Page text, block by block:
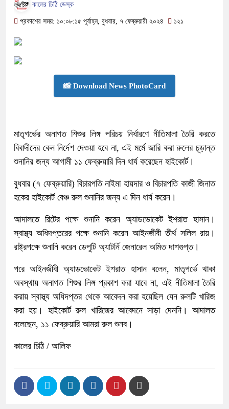
কালের চিঠি ডেস্ক
প্রকাশের সময়: ১০:০৮:১৫ পূর্বাহ্ন, বুধবার, ৭ ফেব্রুয়ারী ২০২৪ ১২১
📸 Download News PhotoCard
মাতৃগর্ভের অনাগত শিশুর লিঙ্গ পরিচয় নির্ধারণে নীতিমালা তৈরি করতে
বিবাদীদের কেন নির্দেশ দেওয়া হবে না, এই মর্মে জারি করা রুলের চূড়ান্ত
শুনানির জন্য আগামী ১১ ফেব্রুয়ারি দিন ধার্য করেছেন হাইকোর্ট।
বুধবার (৭ ফেব্রুয়ারি) বিচারপতি নাইমা হায়দার ও বিচারপতি কাজী জিনাত
হকের হাইকোর্ট বেঞ্চ রুল শুনানির জন্য এ দিন ধার্য করেন।
আদালতে রিটের পক্ষে শুনানি করেন অ্যাডভোকেট ইশরাত হাসান।
স্বাস্থ্য অধিদপ্তরের পক্ষে শুনানি করেন আইনজীবী তীর্থ সলিল রায়।
রাষ্ট্রপক্ষে শুনানি করেন ডেপুটি অ্যাটর্নি জেনারেল অমিত দাশগুপ্ত।
পরে আইনজীবী অ্যাডভোকেট ইশরাত হাসান বলেন, মাতৃগর্ভে থাকা
অবস্থায় অনাগত শিশুর লিঙ্গ প্রকাশ করা যাবে না, এই নীতিমালা তৈরি
করায় স্বাস্থ্য অধিদপ্তর থেকে আবেদন করা হয়েছিল যেন রুলটি খারিজ
করা হয়। হাইকোর্ট রুল খারিজের আবেদনে সাড়া দেননি। আদালত
বলেছেন, ১১ ফেব্রুয়ারি আমরা রুল শুনব।
কালের চিঠি / আলিফ